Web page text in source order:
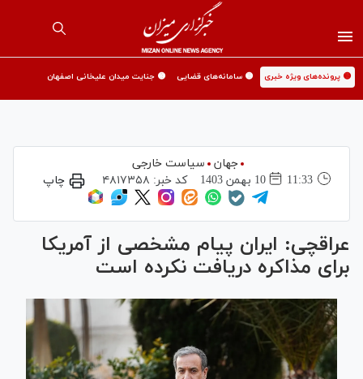
🟡 پرونده‌های ویژه خبری 🟡 سامانه‌های قضایی 🟡 جنایت میدان علیخانی اصفهان
جهان
سیاست خارجی
11:33
10 بهمن 1403 کد خبر: ۴۸۱۷۳۵۸ چاپ
عراقچی: ایران پیام مشخصی از آمریکا
برای مذاکره دریافت نکرده است